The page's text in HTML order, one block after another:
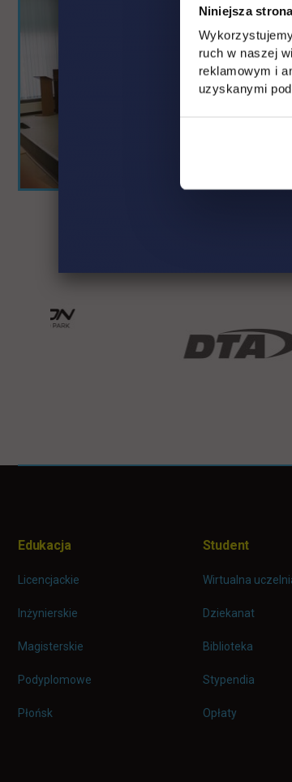
Niniejsza
ruch w naszej
reklamowym i
uzyskanymi
Edukacja
Licencjackie
Inżynierskie
Magisterskie
Podyplomowe
Płońsk
Student
Wirtualna
Dziekanat
Biblioteka
Stypendia
Opłaty